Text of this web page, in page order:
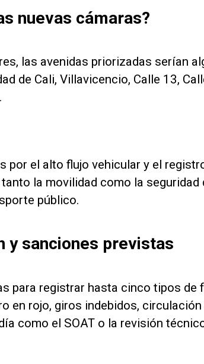
nuevas cámaras?
las avenidas priorizadas serían
de Cali, Villavicencio, Calle 13,
por el alto flujo vehicular y el
la movilidad como la seguridad
público.
y sanciones previstas
para registrar hasta cinco tipos de
en rojo, giros indebidos, circulación
como el SOAT o la revisión